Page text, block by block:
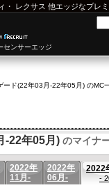
・ レクサス 他エッジなプレ
センサーエッジ
ード(22年03月-22年05月) のMC
-22年05月) のマイナ
2022年
11月-
2022年
06月-
2022
-